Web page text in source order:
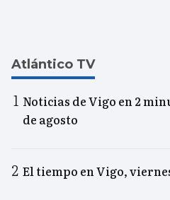
Atlántico TV
Noticias de Vigo en 2
de agosto
El tiempo en Vigo,